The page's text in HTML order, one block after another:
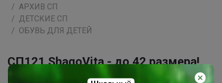
АРХИВ СП
ДЕТСКИЕ СП
ОБУВЬ ДЛЯ ДЕТЕЙ
СП121 ShаgоVitа - до 42 размера!
Предзаказ школа, осень, зима